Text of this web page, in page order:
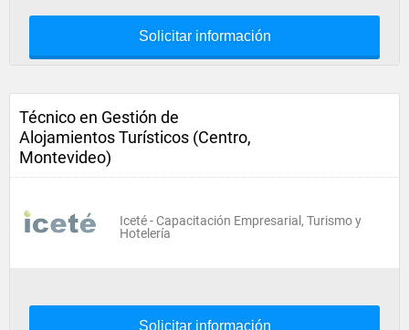
Solicitar información
Técnico en Gestión de
Alojamientos Turísticos (Centro,
Montevideo)
Iceté - Capacitación Empresarial, Turismo y
Hotelería
Solicitar información